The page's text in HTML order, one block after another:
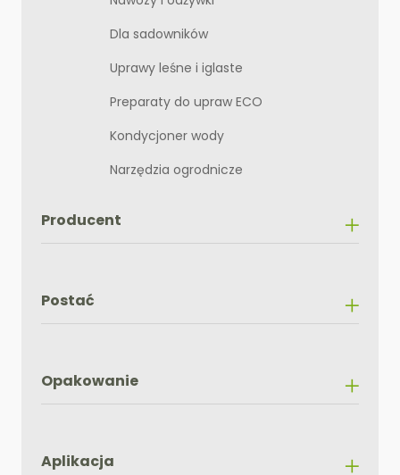
Dla sadowników
Uprawy leśne i iglaste
Preparaty do upraw ECO
Kondycjoner wody
Narzędzia ogrodnicze
Producent
Postać
Opakowanie
Aplikacja